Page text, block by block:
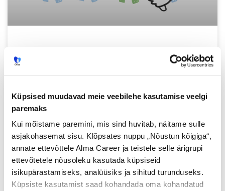
Küpsised muudavad meie veebilehe kasutamise veelgi
paremaks
Kui mõistame paremini, mis sind huvitab, näitame sulle
asjakohasemat sisu. Klõpsates nuppu „Nõustun kõigiga“,
annate ettevõttele Alma Career ja teistele selle ärigrupi
ettevõtetele nõusoleku kasutada küpsiseid
isikupärastamiseks, analüüsiks ja sihitud turunduseks.
Küpsiste kasutamist saad kohandada oma kohandatud
värbamisteenuse kasutamisest
Mis on alternatiivsed lahendused tööturul
värbamisteenuse kasutamise eelised
ettevõttes.
Loe lisaks »